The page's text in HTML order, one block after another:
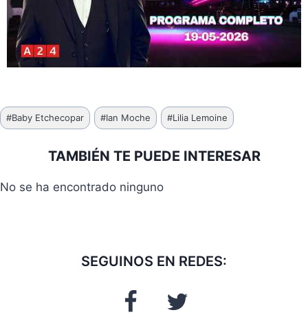
Etiquetas
de
#Baby Etchecopar #Ian Moche #Lilia Lemoine
TAMBIÉN TE PUEDE INTERESAR
No se ha encontrado ninguno
SEGUINOS EN REDES: